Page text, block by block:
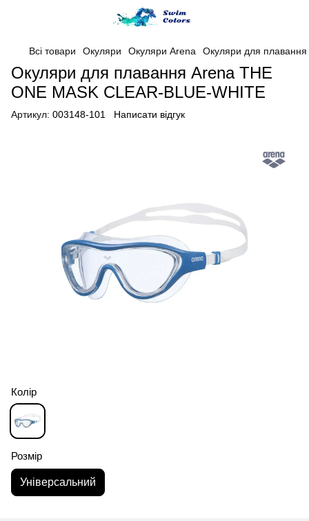
Всі товари Окуляри Окуляри Arena Oкуляри для
Oкуляри для плавання Arena THE
ONE MASK CLEAR-BLUE-WHITE
Артикул: 003148-101 Написати відгук
Колір
Розмір
Універсальний